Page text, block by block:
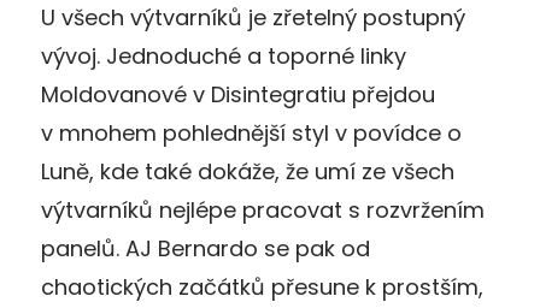
U všech výtvarníků je zřetelný postupný
vývoj. Jednoduché a toporné linky
Moldovanové v Disintegratiu přejdou
v mnohem pohlednější styl v povídce o
Luně, kde také dokáže, že umí ze všech
výtvarníků nejlépe pracovat s rozvržením
panelů. AJ Bernardo se pak od
chaotických začátků přesune k prostším,